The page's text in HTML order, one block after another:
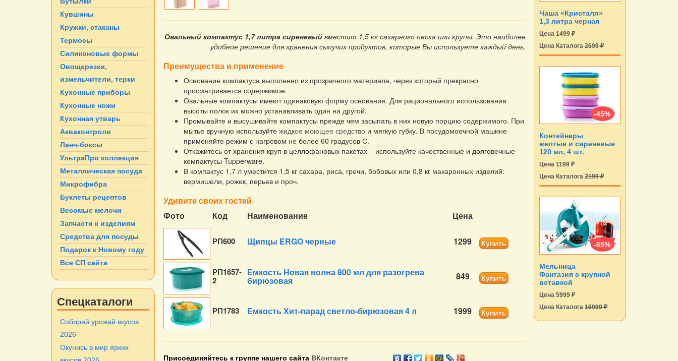
Кувшины
Кружки, стаканы
Термосы
Силиконовые формы
Овощерезки,
измельчители, терки
Кухонные приборы
Кухонные ножи
Кухонная утварь
Акваконтроли
Ланч-боксы
УльтраПро коллекция
Металлическая посуда
Микрофибра
Буклеты рецептов
Весомые мелочи
Запчасти к изделиям
Средства для посуды
Подарок к Новому году
Все СП сайта
Спецкаталоги
Собирай урожай вкусов
2026
Окунись в мир ярких
Овальный компактус 1,7 литра сиреневыйвместит 1,5 кг сахарного песка или крупы. Это наиболее
удобное решение для хранения сыпучих продуктов, которые Вы используете каждый день.
Преимущества и применение
Основание компактуса выполнено из прозрачного материала, через который прекрасно
просматривается содержимое.
Овальные компактусы имеют одинаковую форму основания. Для рационального использования
высоты полок их можно устанавливать один на другой.
Промывайте и высушивайте компактусы прежде чем засыпать в них новую порцию содержимого. При
мытье вручную используйте жидкое моющее средствои мягкую губку. В посудомоечной машине
применяйте режим с нагревом не более 60 градусов С.
Откажитесь от хранения круп в целлофановых пакетах – используйте качественные и долговечные
компактусы Tupperware.
В компактус 1,7 л уместится 1,5 кг сахара, риса, гречи, бобовых или 0,8 кг макаронных изделий:
вермишели, рожек, перьев и проч.
Удивите своих гостей
Фото
Код Наименование Цена
РП600 Щипцы ERGO черные 1299 Купить
РП1657-
2
Емкость Новая волна 800 мл для разогрева
бирюзовая 849 Купить
РП1783 Емкость Хит-парад светло-бирюзовая 4 л 1999 Купить
Присоединяйтесь к группе нашего сайта ВКонтакте
Чаша «Кристалл»
1,3 литра черная
Цена 1499 ₽
Цена Каталога2699 ₽
-45%
Контейнеры
желтые и сиреневые
120 мл, 4 шт.
Цена 1199 ₽
Цена Каталога2199 ₽
-65%
Мельница
Фантазия с крупной
вставкой
Цена 5999 ₽
Цена Каталога16999 ₽